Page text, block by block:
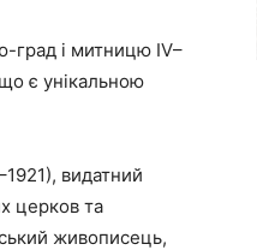
град і митницю IV–
є унікальною
видатний
церков та
живописець,